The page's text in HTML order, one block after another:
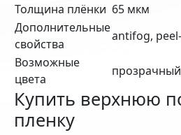
Толщина плёнки 65 мкм
Дополнительные
свойства
antifog,
Возможные
цвета
прозрачный
Купить верхнюю
пленку